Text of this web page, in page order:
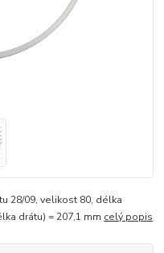
28/09, velikost 80, délka
drátu) = 207,1 mm celý popis